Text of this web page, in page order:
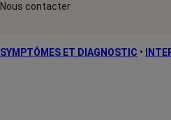
Nous contacter
SYMPTÔMES ET DIAGNOSTIC •